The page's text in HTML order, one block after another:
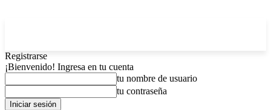
Registrarse
¡Bienvenido! Ingresa en tu cuenta
tu nombre de usuario
tu contraseña